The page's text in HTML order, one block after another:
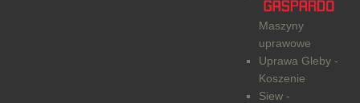
Maszyny
uprawowe
Uprawa Gleby -
Koszenie
Siew -